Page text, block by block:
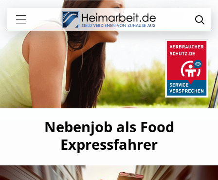
Nebenjob als Food
Expressfahrer